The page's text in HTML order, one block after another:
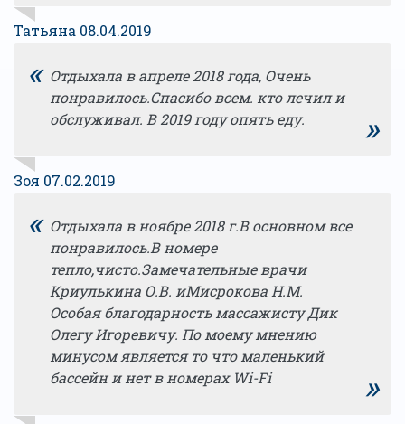
Татьяна 08.04.2019
« Отдыхала в апреле 2018 года, Очень
понравилось.Спасибо всем. кто лечил и
обслуживал. В 2019 году опять еду.
»
Зоя 07.02.2019
« Отдыхала в ноябре 2018 г.В основном все
понравилось.В номере
тепло,чисто.Замечательные врачи
Криулькина О.В. иМисрокова Н.М.
Особая благодарность массажисту Дик
Олегу Игоревичу. По моему мнению
минусом является то что маленький
бассейн и нет в номерах Wi-Fi
»